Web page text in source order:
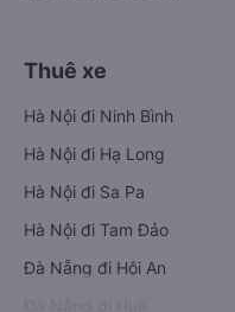
Thuê xe
Hà Nội đi Ninh Bình
Hà Nội đi Hạ Long
Hà Nội đi Sa Pa
Hà Nội đi Tam Đảo
Đà Nẵng đi Hội An